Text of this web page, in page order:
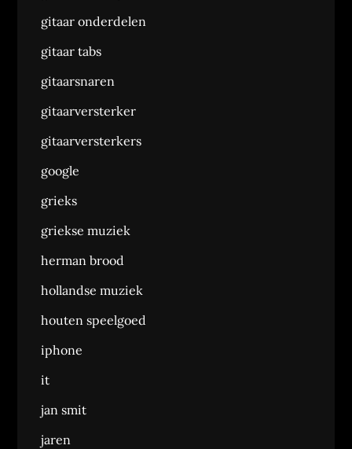
gitaar onderdelen
gitaar tabs
gitaarsnaren
gitaarversterker
gitaarversterkers
google
grieks
griekse muziek
herman brood
hollandse muziek
houten speelgoed
iphone
it
jan smit
jaren